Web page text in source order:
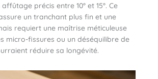
précis entre 10° et 15°. Ce
un tranchant plus fin et une
requiert une maîtrise méticuleuse
micro-fissures ou un déséquilibre de
réduire sa longévité.